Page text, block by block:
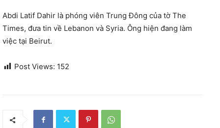
Abdi Latif Dahir là phóng viên Trung Đông của tờ The
Times, đưa tin về Lebanon và Syria. Ông hiện đang làm
việc tại Beirut.
Post Views: 152